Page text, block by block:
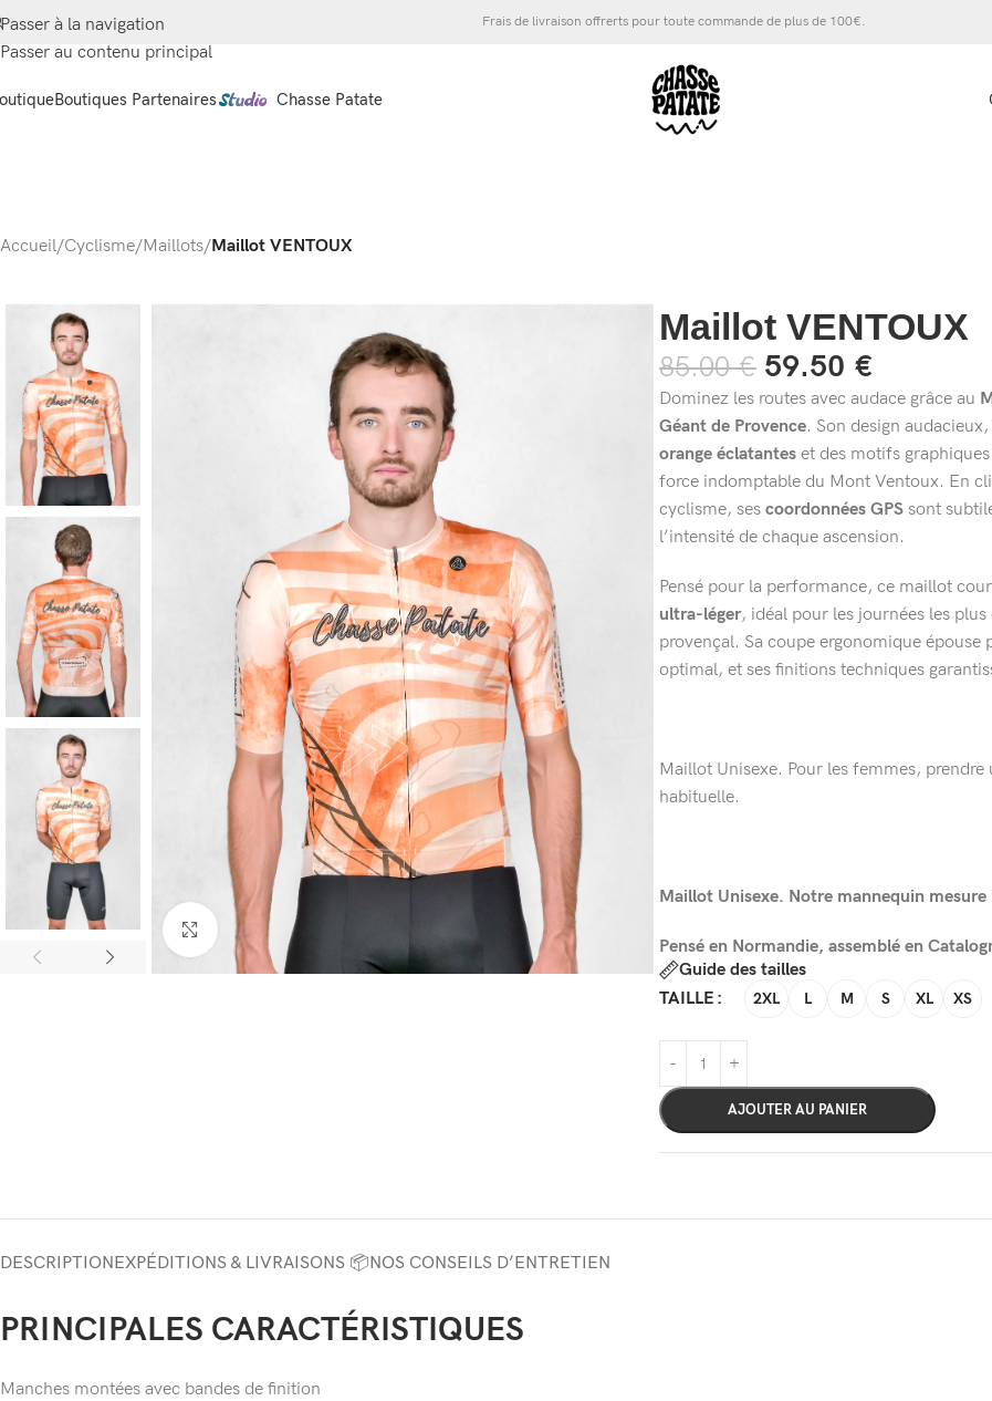
Passer à la navigation
Passer au contenu principal
Frais de livraison offrerts pour toute commande de plus de 100€.
Boutiques Partenaires Chasse Patate
Accueil/Cyclisme/Maillots/Maillot VENTOUX
Cliquez pour agrandir
Maillot VENTOUX
85.00€ 59.50 €
Dominez les routes avec audace grâce au
Géant de Provence. Son design
orange éclatantes et des motifs
force indomptable du Mont Ventoux. En
cyclisme, ses coordonnées GPS sont
l’intensité de chaque ascension.
Pensé pour la performance, ce maillot
ultra-léger, idéal pour les journées les
provençal. Sa coupe ergonomique
optimal, et ses finitions techniques
Maillot Unisexe. Pour les femmes,
habituelle.
Maillot Unisexe. Notre mannequin
Pensé en Normandie, assemblé en
Guide des tailles
TAILLE
2XL L M S XL XS
AJOUTER AU PANIER
DESCRIPTIONEXPÉDITIONS & LIVRAISONS 📦NOS CONSEILS D’ENTRETIEN
PRINCIPALES CARACTÉRISTIQUES
Manches montées avec bandes de finition